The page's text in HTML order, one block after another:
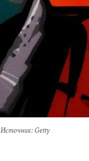
Источник: Getty